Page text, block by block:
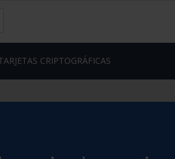
CRIPTOGRÁFICAS